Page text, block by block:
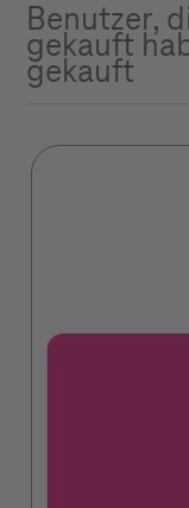
Benutzer,
gekauft
gekauft